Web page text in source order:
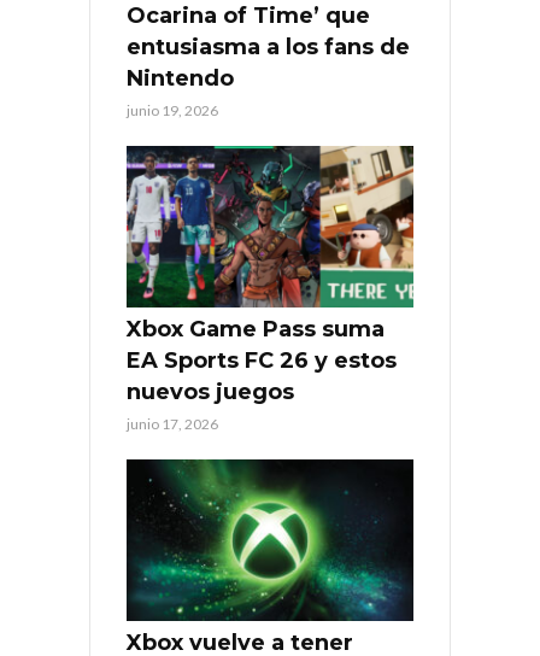
Ocarina of Time’ que
entusiasma a los fans de
Nintendo
junio 19, 2026
Xbox Game Pass suma
EA Sports FC 26 y estos
nuevos juegos
junio 17, 2026
Xbox vuelve a tener